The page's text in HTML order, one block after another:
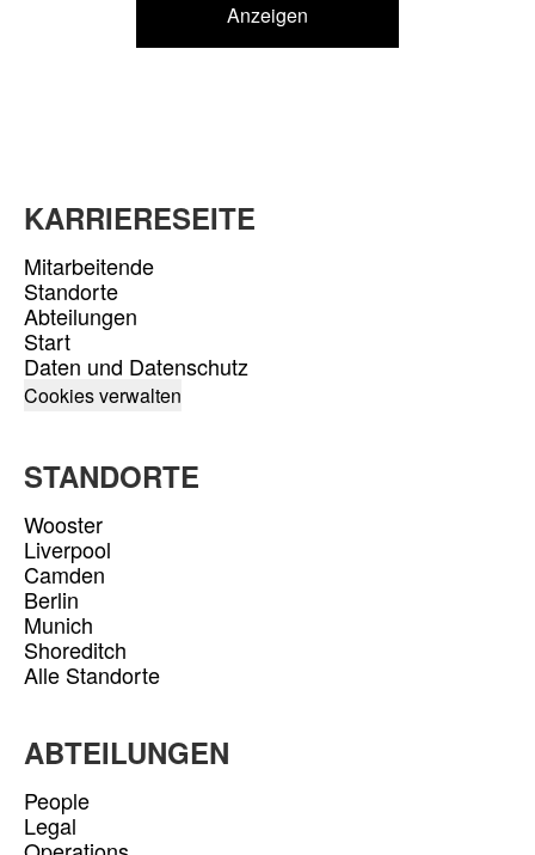
Anzeigen
KARRIERESEITE
Mitarbeitende
Standorte
Abteilungen
Start
Daten und Datenschutz
Cookies verwalten
STANDORTE
Wooster
Liverpool
Camden
Berlin
Munich
Shoreditch
Alle Standorte
ABTEILUNGEN
People
Legal